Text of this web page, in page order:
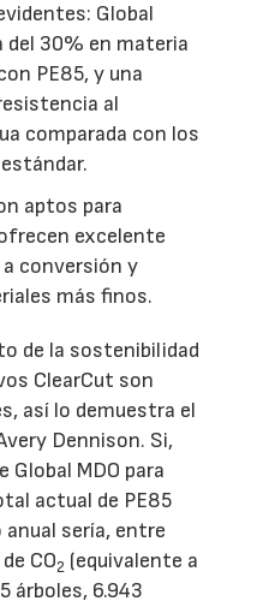
Global
del 30% en materia
PE85, y una
al
comparada con los
aptos para
excelente
conversión y
más finos.
de la sostenibilidad
ClearCut son
así lo demuestra el
Dennison. Si,
Global MDO para
actual de PE85
sería, entre
CO2 (equivalente a
árboles, 6.943